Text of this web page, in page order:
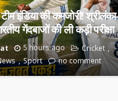
इंडिया की कमजोरी! श्रीलंका
गेंदबाजों की ली कड़ी परीक्षा
5 hours ago
Cricket
Sport no comment